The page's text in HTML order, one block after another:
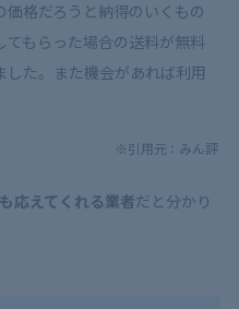
格だろうと納得のいくもの
もらった場合の送料が無料
た。また機会があれば利用
※引用元：みん評
応えてくれる業者だと分かり